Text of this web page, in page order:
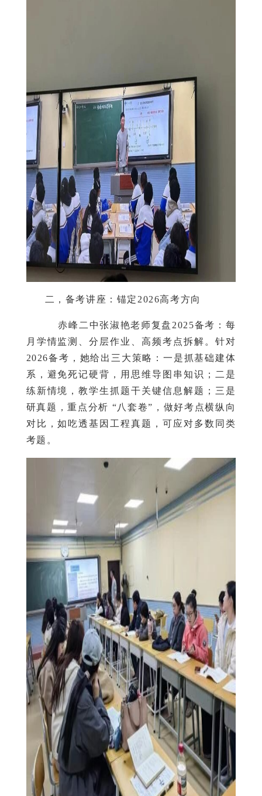
二，备考讲座：锚定2026高考方向
赤峰二中张淑艳老师复盘2025备考：每
月学情监测、分层作业、高频考点拆解。针对
2026备考，她给出三大策略：一是抓基础建体
系，避免死记硬背，用思维导图串知识；二是
练新情境，教学生抓题干关键信息解题；三是
研真题，重点分析 “八套卷”，做好考点横纵向
对比，如吃透基因工程真题，可应对多数同类
考题。